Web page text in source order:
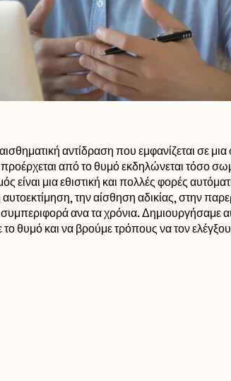
αντίδραση που εμφανίζεται σε μια
από το θυμό εκδηλώνεται τόσο
είναι μια εθιστική και πολλές φορές
αυτοεκτίμηση, την αίσθηση αδικίας, στην
συμπεριφορά ανα τα χρόνια. Δημιουργήσαμε
θυμό και να βρούμε τρόπους να τον